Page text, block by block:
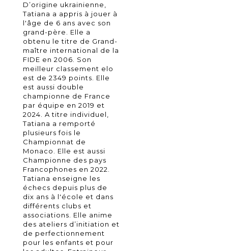
D’origine ukrainienne,
Tatiana a appris à jouer à
l'âge de 6 ans avec son
grand-père. Elle a
obtenu le titre de Grand-
maître international de la
FIDE en 2006. Son
meilleur classement elo
est de 2349 points. Elle
est aussi double
championne de France
par équipe en 2019 et
2024. A titre individuel,
Tatiana a remporté
plusieurs fois le
Championnat de
Monaco. Elle est aussi
Championne des pays
Francophones en 2022.
Tatiana enseigne les
échecs depuis plus de
dix ans à l'école et dans
différents clubs et
associations. Elle anime
des ateliers d’initiation et
de perfectionnement
pour les enfants et pour